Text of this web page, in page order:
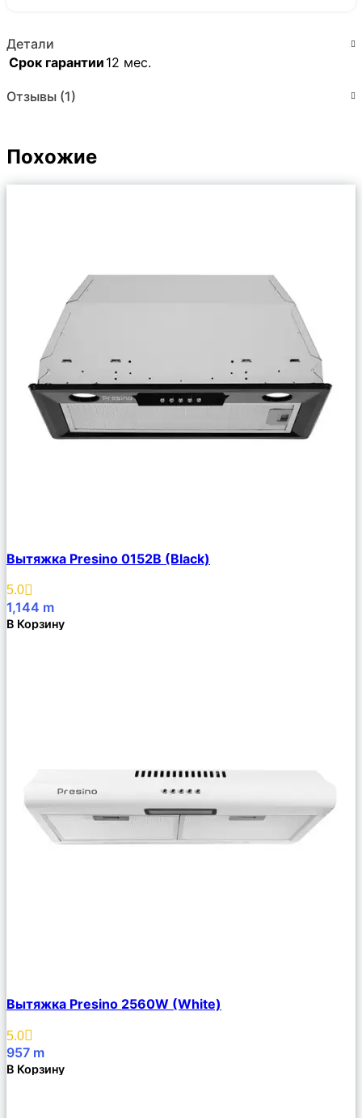
Детали
Срок гарантии 12 мес.
Отзывы (1)
Похожие
Описание
Избранное
Вытяжка Presino 0152B (Black)
5.0
1,144 m
В Корзину
Описание
Избранное
Вытяжка Presino 2560W (White)
5.0
957 m
В Корзину